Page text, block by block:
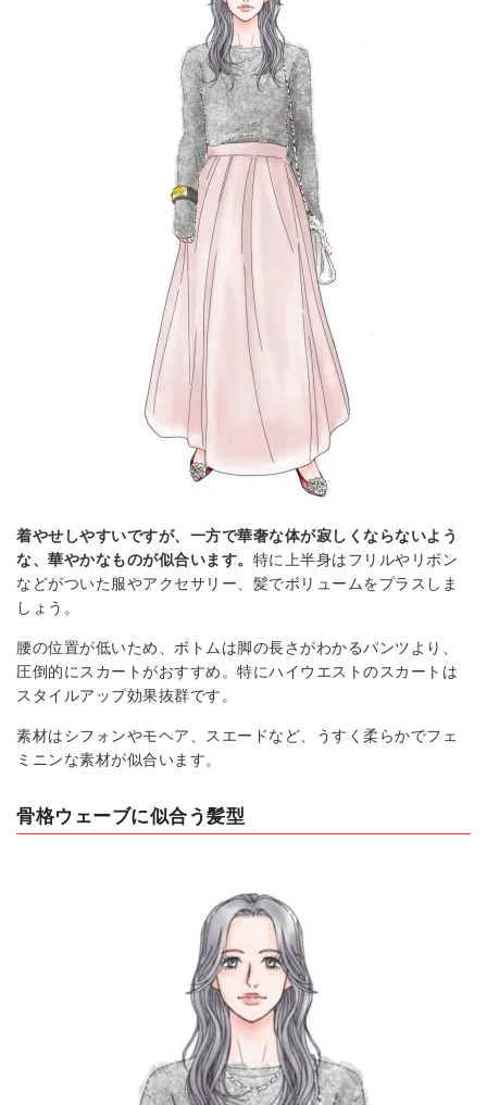
着やせしやすいですが、一方で華奢な体が寂しくならないよう
な、華やかなものが似合います。 特に上半身はフリルやリボン
などがついた服やアクセサリー、髪でボリュームをプラスしま
しょう。
腰の位置が低いため、ボトムは脚の長さがわかるパンツより、
圧倒的にスカートがおすすめ。特にハイウエストのスカートは
スタイルアップ効果抜群です。
素材はシフォンやモヘア、スエードなど、うすく柔らかでフェ
ミニンな素材が似合います。
骨格ウェーブに似合う髪型